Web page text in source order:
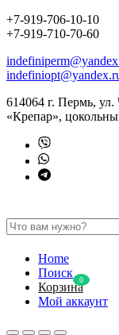
+7-919-706-10-10
+7-919-710-70-60
614064 г. Пермь,
«Крепар»,
Home
Поиск
0
Корзина
Мой аккаунт